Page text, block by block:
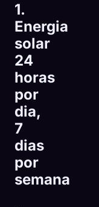
1.
Energia
solar
24
horas
por
dia,
7
dias
por
semana